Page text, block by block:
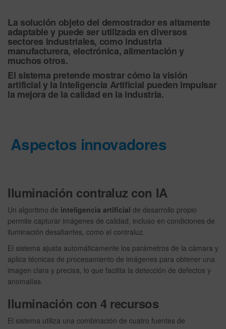
La solución objeto del demostrador es altamente
adaptable y puede ser utilizada en diversos
sectores industriales, como industria
manufacturera, electrónica, alimentación y
muchos otros.
El sistema pretende mostrar cómo la visión
artificial y la Inteligencia Artificial pueden impulsar
la mejora de la calidad en la industria.
Aspectos innovadores
Iluminación contraluz con IA
Un algoritmo de inteligencia artificial de desarrollo propio
permite capturar imágenes de calidad, incluso en condiciones de
iluminación desafiantes, como el contraluz.
El sistema ajusta automáticamente los parámetros de la cámara y
aplica técnicas de procesamiento de imágenes para obtener una
imagen clara y precisa, lo que facilita la detección de defectos y
anomalías.
Iluminación con 4 recursos
El sistema utiliza una combinación de cuatro fuentes de